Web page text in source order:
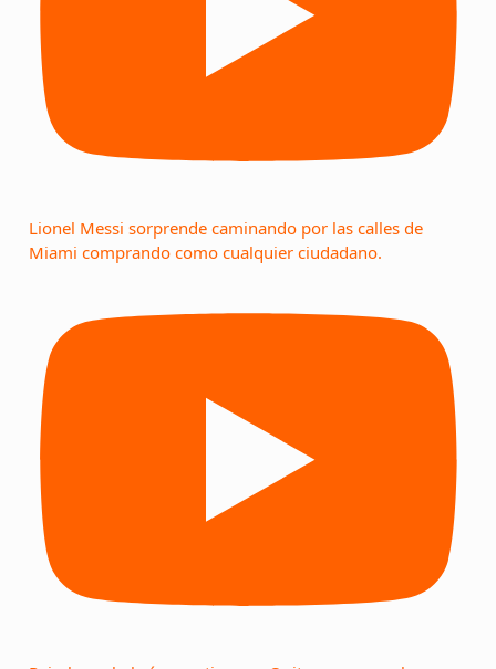
Lionel Messi sorprende caminando por las calles de
Miami comprando como cualquier ciudadano.